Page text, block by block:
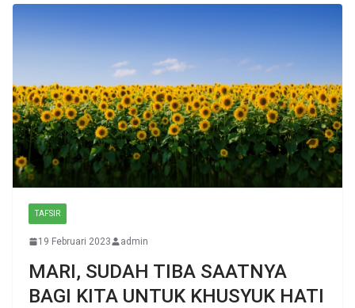
TAFSIR
19 Februari 2023 admin
MARI, SUDAH TIBA SAATNYA
BAGI KITA UNTUK KHUSYUK HATI